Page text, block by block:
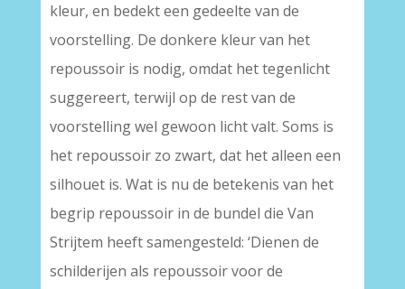
kleur, en bedekt een gedeelte van de
voorstelling. De donkere kleur van het
repoussoir is nodig, omdat het tegenlicht
suggereert, terwijl op de rest van de
voorstelling wel gewoon licht valt. Soms is
het repoussoir zo zwart, dat het alleen een
silhouet is. Wat is nu de betekenis van het
begrip repoussoir in de bundel die Van
Strijtem heeft samengesteld: ‘Dienen de
schilderijen als repoussoir voor de